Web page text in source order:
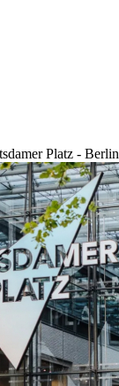
Platz - Berlin